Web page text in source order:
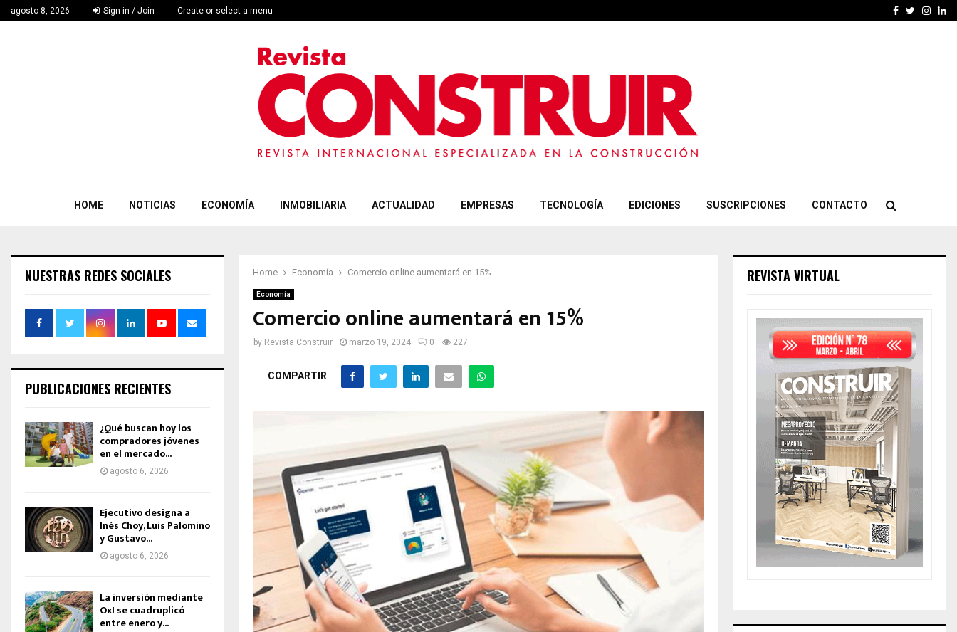
agosto 8, 2026 Sign in / Join Create or select a menu Facebook
Twitter
HOME NOTICIAS ECONOMÍA INMOBILIARIA ACTUALIDAD EMPRESAS TECNOLOGÍA EDICIONES SUSCRIPCIONES CONTACTO
Home Economía Comercio online aumentará en 15%
Economía
Comercio online aumentará en 15%
by Revista Construir marzo 19, 2024 0 227
COMPARTIR
NUESTRAS REDES SOCIALES
PUBLICACIONES RECIENTES
¿Qué buscan hoy los
compradores jóvenes
en el mercado...
agosto 6, 2026
Ejecutivo designa a
Inés Choy, Luis Palomino
y Gustavo...
agosto 6, 2026
La inversión mediante
OxI se cuadruplicó
entre enero y...
REVISTA VIRTUAL